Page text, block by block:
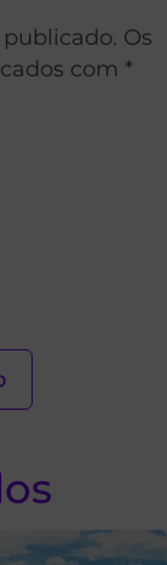
Os
com *